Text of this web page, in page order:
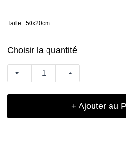
Taille : 50x20cm
Choisir la quantité
+ Ajouter au